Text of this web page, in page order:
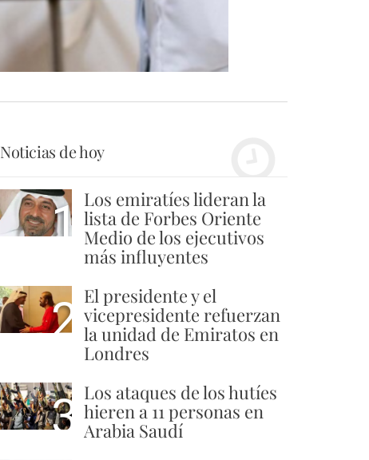
Noticias de hoy
1 Los emiratíes lideran la
lista de Forbes Oriente
Medio de los ejecutivos
más influyentes
2 El presidente y el
vicepresidente refuerzan
la unidad de Emiratos en
Londres
3 Los ataques de los hutíes
hieren a 11 personas en
Arabia Saudí